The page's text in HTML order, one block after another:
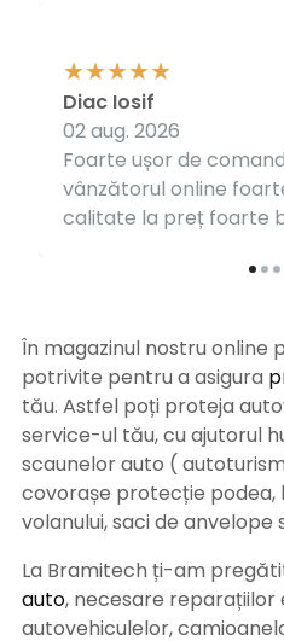
Foarte ușor de
vânzătorul online
calitate la preț foarte
Diac Iosif
02 aug. 2026
În magazinul nostru online
potrivite pentru a asigura
tău. Astfel poți proteja
service-ul tău, cu ajutorul
scaunelor auto (
covorașe protecție
volanului, saci de anvelope
La Bramitech ți-am
auto, necesare reparațiilor
autovehiculelor,